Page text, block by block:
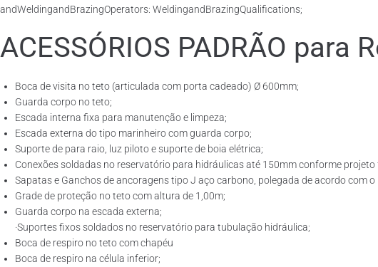
andWeldingandBrazingOperators: WeldingandBrazingQualifications;
ACESSÓRIOS PADRÃO
Boca de visita no teto (articulada com porta cadeado) Ø 600mm;
Guarda corpo no teto;
Escada interna fixa para manutenção e limpeza;
Escada externa do tipo marinheiro com guarda corpo;
Suporte de para raio, luz piloto e suporte de boia elétrica;
Conexões soldadas no reservatório para hidráulicas até 150mm conforme
Sapatas e Ganchos de ancoragens tipo J aço carbono, polegada de acordo com
Grade de proteção no teto com altura de 1,00m;
Guarda corpo na escada externa;
·Suportes fixos soldados no reservatório para tubulação hidráulica;
Boca de respiro no teto com chapéu
Boca de respiro na célula inferior;